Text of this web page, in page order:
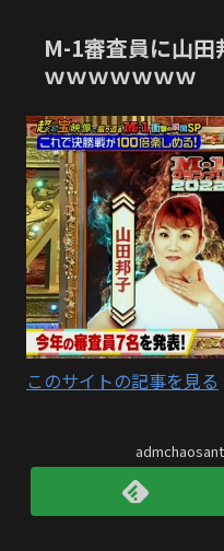
M-1審査員に山田
ｗｗｗｗｗｗｗ
このサイトの記事を見る